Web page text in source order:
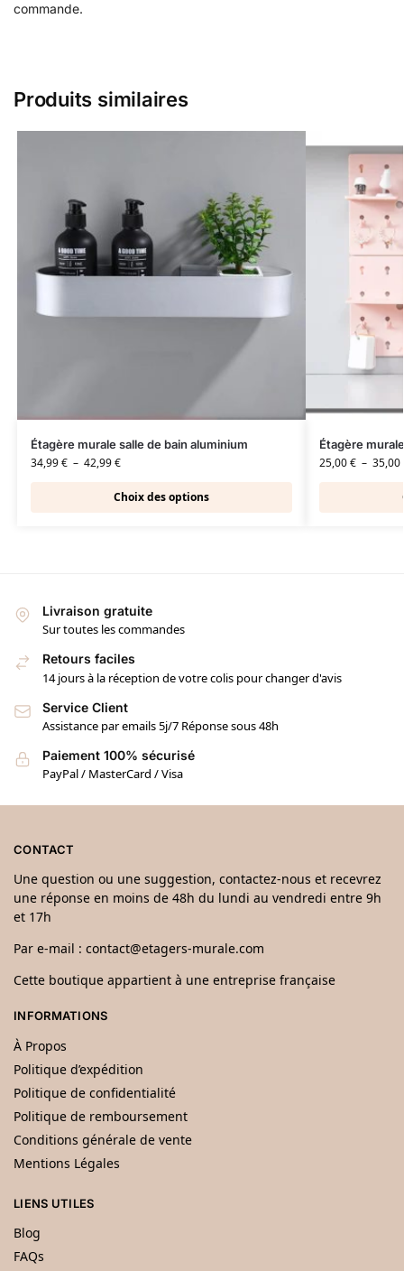
commande.
Produits similaires
Étagère murale salle de bain aluminium
34,99€ – 42,99€
Choix des options
Étagère
25,00€ – 35,00
Livraison gratuite
Sur toutes les commandes
Retours faciles
14 jours à la réception de votre colis pour changer d'avis
Service Client
Assistance par emails 5j/7 Réponse sous 48h
Paiement 100% sécurisé
PayPal / MasterCard / Visa
CONTACT
Une question ou une suggestion, contactez-nous et recevrez
une réponse en moins de 48h du lundi au vendredi entre 9h
et 17h
Par e-mail : contact@etagers-murale.com
Cette boutique appartient à une entreprise française
INFORMATIONS
À Propos
Politique d’expédition
Politique de confidentialité
Politique de remboursement
Conditions générale de vente
Mentions Légales
LIENS UTILES
Blog
FAQs